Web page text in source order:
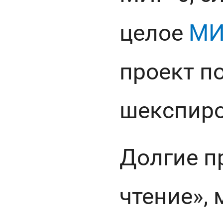
целое
проект
Долгие
чтение»,